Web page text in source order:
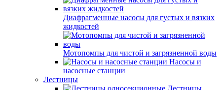
Диафрагменные насосы для густых и вязких
жидкостей
Мотопомпы для чистой и загрязненной воды
Насосы и
насосные станции
Лестницы
Лестницы